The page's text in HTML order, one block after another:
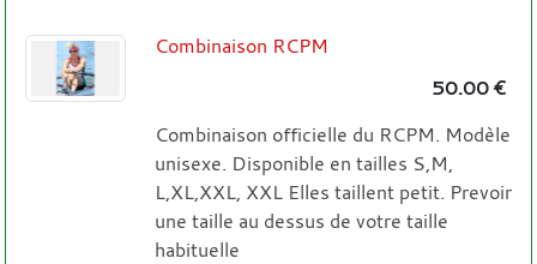
Combinaison RCPM
50.00 €
Combinaison officielle du RCPM. Modèle
unisexe. Disponible en tailles S,M,
L,XL,XXL, XXL Elles taillent petit. Prevoir
une taille au dessus de votre taille
habituelle